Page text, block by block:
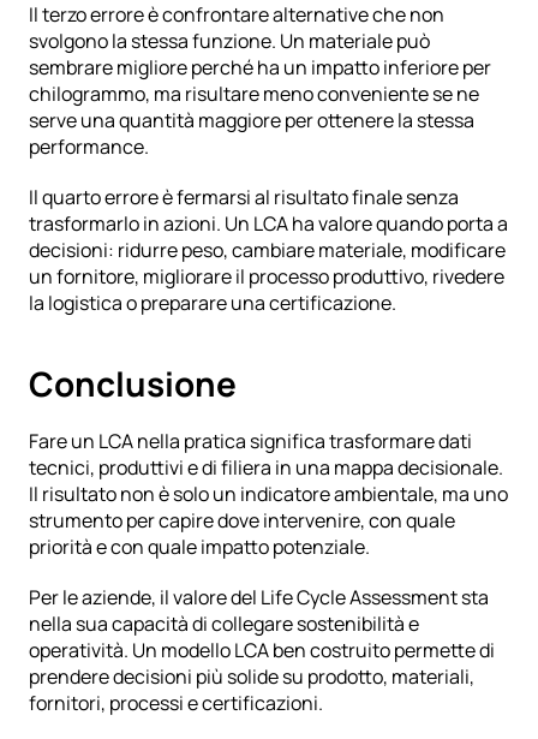
Il terzo errore è confrontare alternative che non
svolgono la stessa funzione. Un materiale può
sembrare migliore perché ha un impatto inferiore per
chilogrammo, ma risultare meno conveniente se ne
serve una quantità maggiore per ottenere la stessa
performance.
Il quarto errore è fermarsi al risultato finale senza
trasformarlo in azioni. Un LCA ha valore quando porta a
decisioni: ridurre peso, cambiare materiale, modificare
un fornitore, migliorare il processo produttivo, rivedere
la logistica o preparare una certificazione.
Conclusione
Fare un LCA nella pratica significa trasformare dati
tecnici, produttivi e di filiera in una mappa decisionale.
Il risultato non è solo un indicatore ambientale, ma uno
strumento per capire dove intervenire, con quale
priorità e con quale impatto potenziale.
Per le aziende, il valore del Life Cycle Assessment sta
nella sua capacità di collegare sostenibilità e
operatività. Un modello LCA ben costruito permette di
prendere decisioni più solide su prodotto, materiali,
fornitori, processi e certificazioni.